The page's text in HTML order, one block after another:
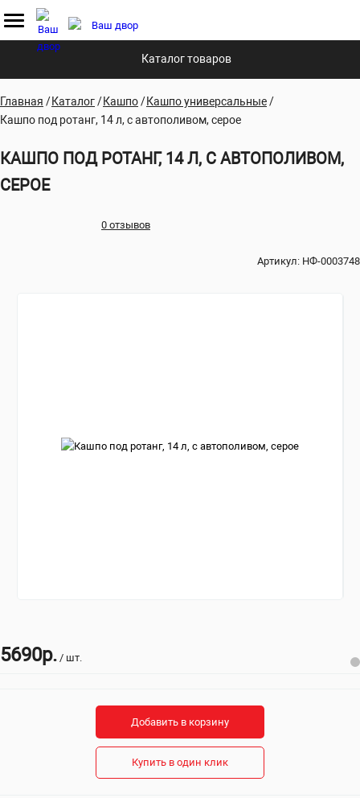
Каталог товаров
Главная Каталог Кашпо
Кашпо универсальные
Кашпо под ротанг, 14 л, с автополивом, серое
КАШПО ПОД РОТАНГ, 14 Л, С АВТОПОЛИВОМ,
СЕРОЕ
Артикул: НФ-0003748
0 отзывов
5690р. / шт.
Добавить в корзину
Купить в один клик